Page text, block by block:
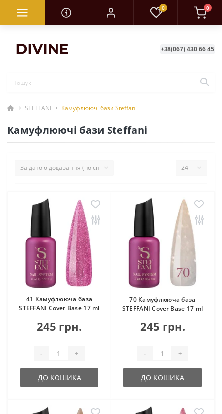
0 0
+38(067) 430 66 45
STEFFANI Камуфлюючі бази Steffani
Камуфлюючі бази Steffani
41 Камуфлююча база
STEFFANI Cover Base 17 ml
245 грн.
- +
ДО КОШИКА
70 Камуфлююча база
STEFFANI Cover Base 17 ml
245 грн.
- +
ДО КОШИКА